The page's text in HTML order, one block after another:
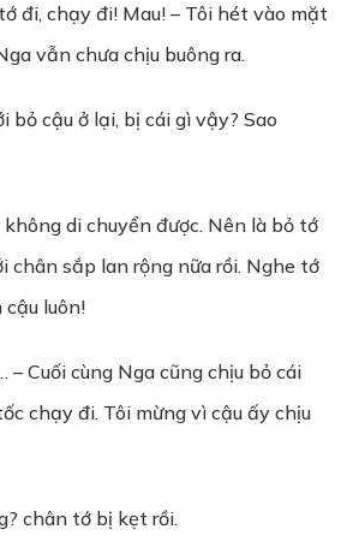
đi, chạy đi! Mau! – Tôi hét vào mặt
vẫn chưa chịu buông ra.
bỏ cậu ở lại, bị cái gì vậy? Sao
di chuyển được. Nên là bỏ tớ
chân sắp lan rộng nữa rồi. Nghe tớ
luôn!
Cuối cùng Nga cũng chịu bỏ cái
chạy đi. Tôi mừng vì cậu ấy chịu
chân tớ bị kẹt rồi.